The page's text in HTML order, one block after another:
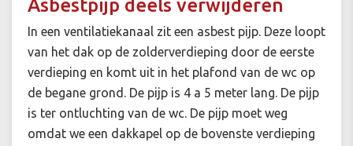
Asbestpijp deels verwijderen
In een ventilatiekanaal zit een asbest pijp. Deze loopt
van het dak op de zolderverdieping door de eerste
verdieping en komt uit in het plafond van de wc op
de begane grond. De pijp is 4 a 5 meter lang. De pijp
is ter ontluchting van de wc. De pijp moet weg
omdat we een dakkapel op de bovenste verdieping